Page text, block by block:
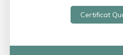
Certificat